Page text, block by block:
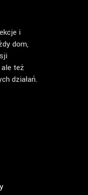
i
dom,
też
działań.